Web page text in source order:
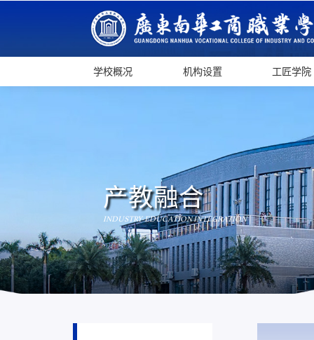
学校概况 机构设置 工匠学院
产教融合
INDUSTRY-EDUCATION INTEGRATION